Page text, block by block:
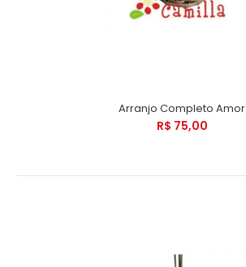
Arranjo Completo Amor
R$ 75,00